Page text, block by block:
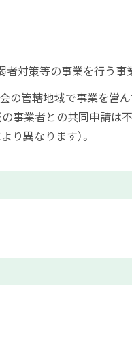
対策等の事業を行う事
の管轄地域で事業を営
業者との共同申請は不
異なります）。